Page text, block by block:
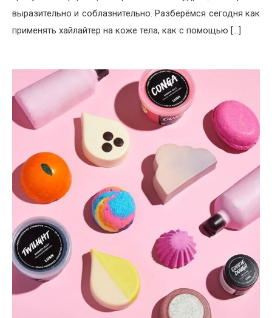
выразительно и соблазнительно. Разберёмся сегодня как
применять хайлайтер на коже тела, как с помощью […]